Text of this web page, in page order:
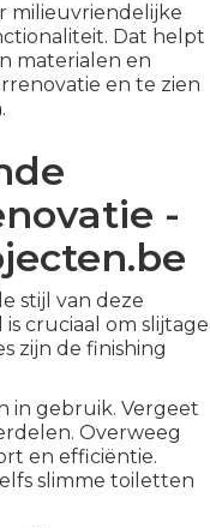
milieuvriendelijke
Dat helpt
materialen en
en te zien
-
stijl van deze
cruciaal om slijtage
zijn de finishing
in gebruik. Vergeet
Overweeg
en efficiëntie.
slimme toiletten